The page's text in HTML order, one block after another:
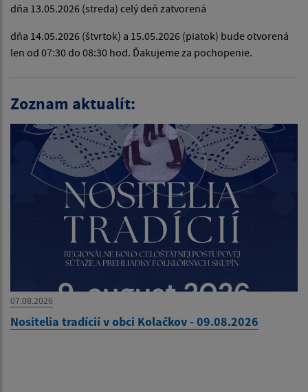
dňa 13.05.2026 (streda) celý deň zatvorená
dňa 14.05.2026 (štvrtok) a 15.05.2026 (piatok) bude otvorená
len od 07:30 do 08:30 hod. Ďakujeme za pochopenie.
Zoznam aktualít:
07.08.2026
Nositelia tradícií v obci Kolačkov - 09.08.2026